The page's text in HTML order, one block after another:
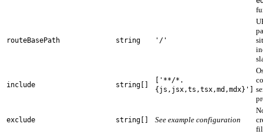
routeBasePath string '/'
include string[]
['**/*.
{js,jsx,ts,tsx,md,mdx}']
exclude string[] See example configuration